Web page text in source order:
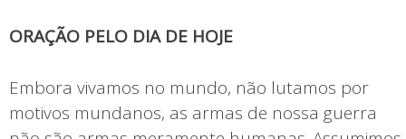
ORAÇÃO PELO DIA DE HOJE
Embora vivamos no mundo, não lutamos por
motivos mundanos, as armas de nossa guerra